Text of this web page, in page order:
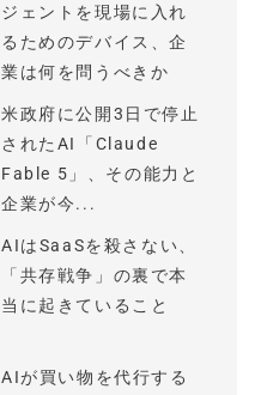
ジェントを現場に入れ
るためのデバイス、企
業は何を問うべきか
米政府に公開3日で停止
されたAI「Claude
Fable 5」、その能力と
企業が今...
AIはSaaSを殺さない、
「共存戦争」の裏で本
当に起きていること
AIが買い物を代行する